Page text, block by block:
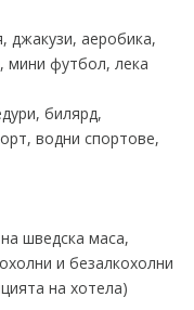
джакузи, аеробика,
мини футбол, лека
билярд,
водни спортове,
шведска маса,
и безалкохолни
на хотела)